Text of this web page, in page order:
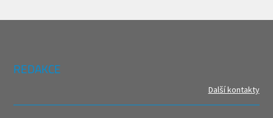
REDAKCE
Další kontakty